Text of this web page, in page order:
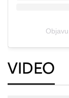
VIDEO